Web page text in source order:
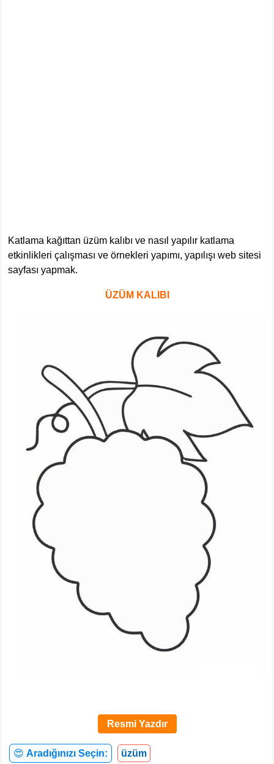
Katlama kağıttan üzüm kalıbı ve nasıl yapılır katlama
etkinlikleri çalışması ve örnekleri yapımı, yapılışı web sitesi
sayfası yapmak.
ÜZÜM KALIBI
Resmi Yazdır
😍 Aradığınızı Seçin: üzüm